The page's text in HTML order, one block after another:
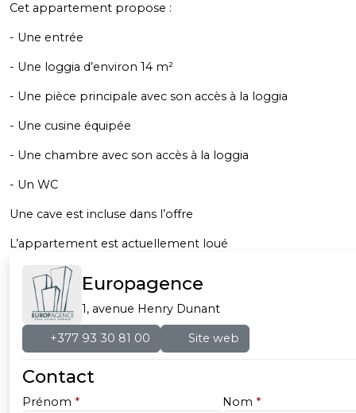
Cet appartement propose :
- Une entrée
- Une loggia d’environ 14 m²
- Une pièce principale avec son accès à la loggia
- Une cusine équipée
- Une chambre avec son accès à la loggia
- Un WC
Une cave est incluse dans l’offre
L’appartement est actuellement loué
Europagence
1, avenue Henry Dunant
+377 93 30 81 00 Site web
Contact
Prénom * Nom *